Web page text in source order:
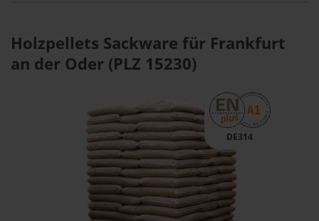
Holzpellets Sackware für Frankfurt
an der Oder (PLZ 15230)
DE314